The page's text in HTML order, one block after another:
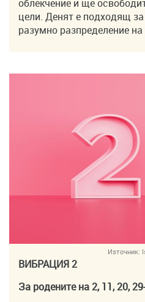
облекчение и ще
цели. Денят е подходящ
разумно разпределение на
Източник:
ВИБРАЦИЯ 2
За родените на 2, 11, 20,